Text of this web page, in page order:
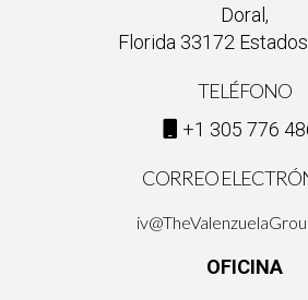
Doral,
Florida 33172
TELÉFONO
+1 305 776
CORREO
OFICINA